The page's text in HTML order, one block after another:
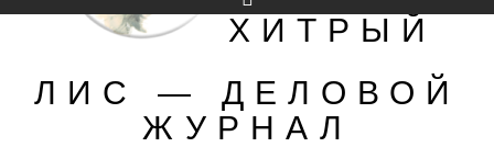
ХИТРЫЙ
ЛИС — ДЕЛОВОЙ
ЖУРНАЛ